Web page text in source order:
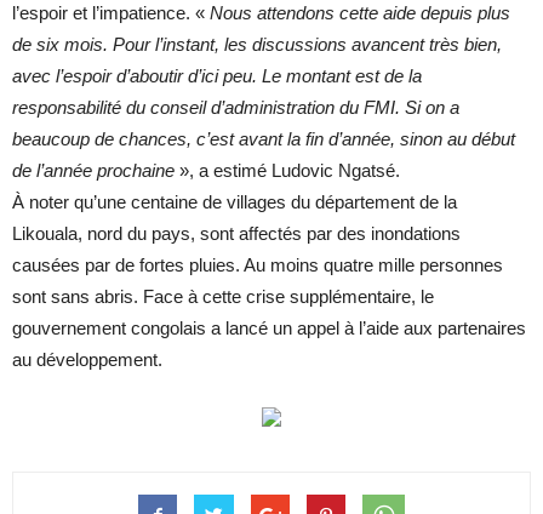
l’espoir et l’impatience. « Nous attendons cette aide depuis plus
de six mois. Pour l’instant, les discussions avancent très bien,
avec l’espoir d’aboutir d’ici peu. Le montant est de la
responsabilité du conseil d’administration du FMI. Si on a
beaucoup de chances, c’est avant la fin d’année, sinon au début
de l’année prochaine », a estimé Ludovic Ngatsé.
À noter qu’une centaine de villages du département de la
Likouala, nord du pays, sont affectés par des inondations
causées par de fortes pluies. Au moins quatre mille personnes
sont sans abris. Face à cette crise supplémentaire, le
gouvernement congolais a lancé un appel à l’aide aux partenaires
au développement.